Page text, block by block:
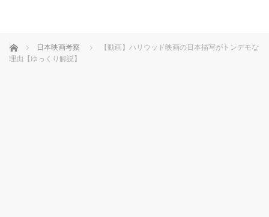
ホーム 日本映画考察
【動画】ハリウッド映画の日本描写がトンデモな
理由【ゆっくり解説】